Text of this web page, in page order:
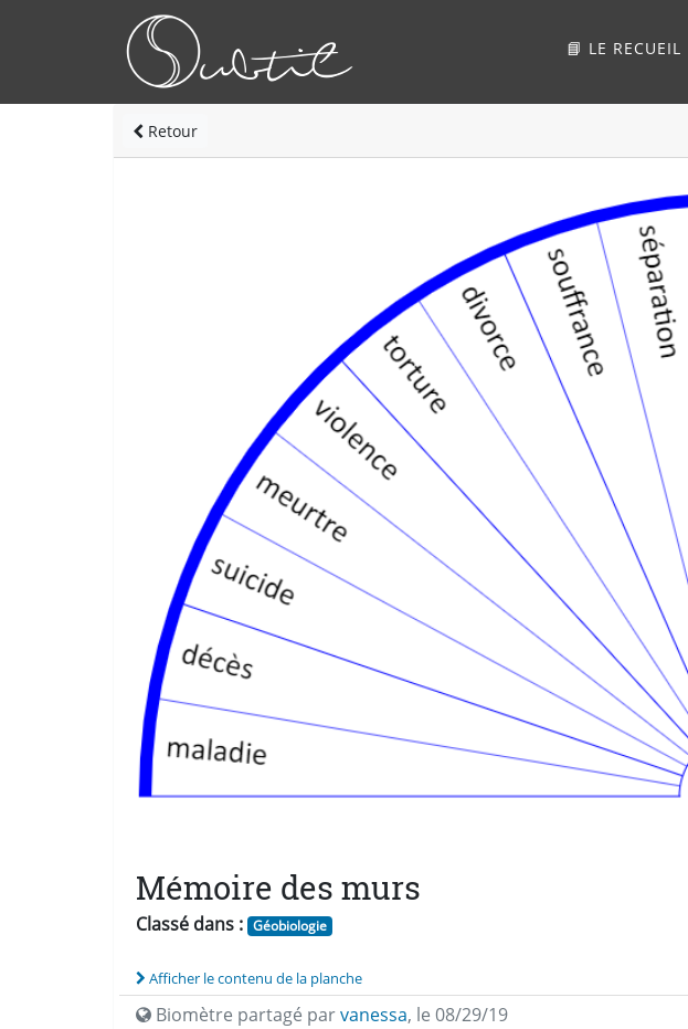
📘 LE RECUEIL
Retour
Mémoire des murs
Classé dans : Géobiologie
Afficher le contenu de la planche
Biomètre partagé parvanessa, le 08/29/19